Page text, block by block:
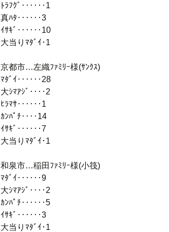
ﾄﾗﾌｸﾞ‥‥‥1
真ﾊﾀ‥‥‥3
ｲｻｷﾞ‥‥‥10
大当りﾏﾀﾞｲ･1
京都市…左織ﾌｧﾐﾘｰ様(ｻﾝｸｽ)
ﾏﾀﾞｲ‥‥‥28
大ｼﾏｱｼﾞ‥‥2
ﾋﾗﾏｻ‥‥‥1
ｶﾝﾊﾟﾁ‥‥14
ｲｻｷﾞ‥‥‥7
大当りﾏﾀﾞｲ･1
和泉市…稲田ﾌｧﾐﾘｰ様(小筏)
ﾏﾀﾞｲ‥‥‥9
大ｼﾏｱｼﾞ‥‥2
ｶﾝﾊﾟﾁ‥‥‥5
ｲｻｷﾞ‥‥‥3
大当りﾏﾀﾞｲ･1